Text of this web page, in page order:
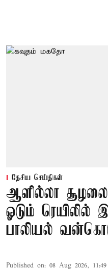
தேசிய செய்திகள்
ஆளில்லா
ஓடும் ரெயிலில்
பாலியல்
Published on: 08 Aug 2026,